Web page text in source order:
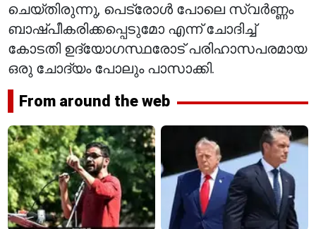
ചെയ്തിരുന്നു, പെട്രോൾ പോലെ സ്വർണ്ണം
ബാഷ്പീകരിക്കപ്പെടുമോ എന്ന് ചോദിച്ച്
കോടതി ഉദ്യോഗസ്ഥരോട് പരിഹാസപരമായ
ഒരു ചോദ്യം പോലും പാസാക്കി.
From around the web